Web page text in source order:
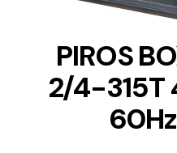
PIROS
2/4-
60Hz